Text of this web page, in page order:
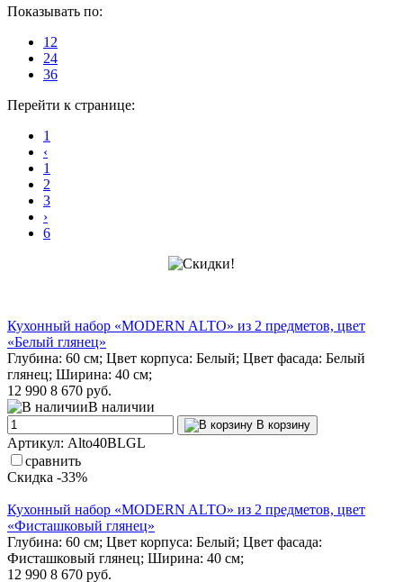
Показывать по:
12
24
36
Перейти к странице:
1
‹
1
2
3
›
6
Кухонный набор «MODERN ALTO» из 2 предметов, цвет
«Белый глянец»
Глубина: 60 см; Цвет корпуса: Белый; Цвет фасада: Белый
глянец; Ширина: 40 см;
12 990 8 670 руб.
В наличии
В корзину
Артикул: Alto40BLGL
сравнить
Скидка -33%
Кухонный набор «MODERN ALTO» из 2 предметов, цвет
«Фисташковый глянец»
Глубина: 60 см; Цвет корпуса: Белый; Цвет фасада:
Фисташковый глянец; Ширина: 40 см;
12 990 8 670 руб.